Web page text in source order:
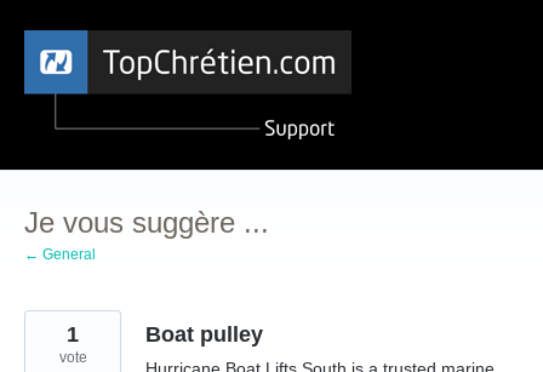
Aller
contenu
Je vous suggère ...
← General
Boat pulley
1
vote